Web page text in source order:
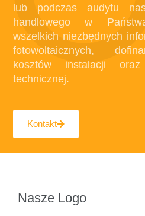
lub podczas audytu
handlowego w
wszelkich niezbędnych
fotowoltaicznych,
kosztów instalacji
technicznej.
Kontakt
Nasze Logo